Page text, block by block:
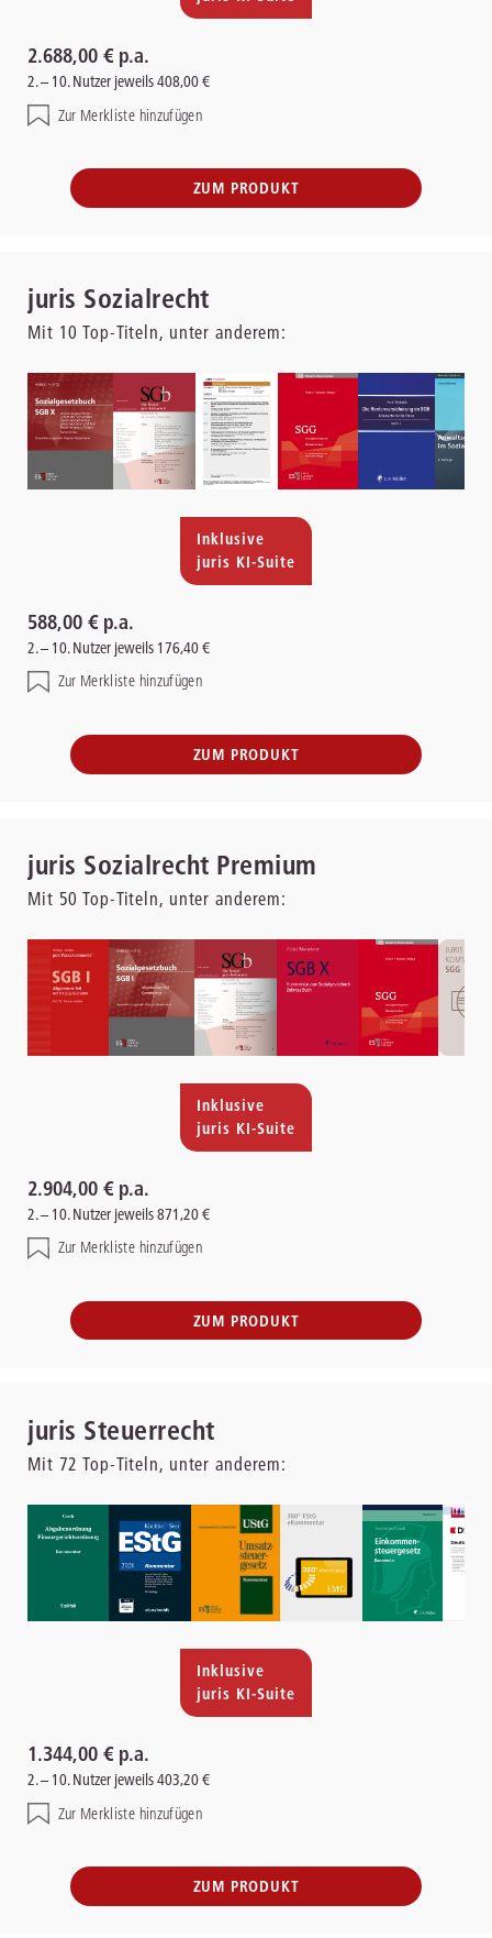
2.688,00 € p.a.
2. – 10. Nutzer jeweils 408,00 €
Zur Merkliste hinzufügen
ZUM PRODUKT
juris Sozialrecht
Mit 10 Top-Titeln, unter anderem:
Inklusive
juris KI-Suite
588,00 € p.a.
2. – 10. Nutzer jeweils 176,40 €
Zur Merkliste hinzufügen
ZUM PRODUKT
juris Sozialrecht Premium
Mit 50 Top-Titeln, unter anderem:
Inklusive
juris KI-Suite
2.904,00 € p.a.
2. – 10. Nutzer jeweils 871,20 €
Zur Merkliste hinzufügen
ZUM PRODUKT
juris Steuerrecht
Mit 72 Top-Titeln, unter anderem:
Inklusive
juris KI-Suite
1.344,00 € p.a.
2. – 10. Nutzer jeweils 403,20 €
Zur Merkliste hinzufügen
ZUM PRODUKT